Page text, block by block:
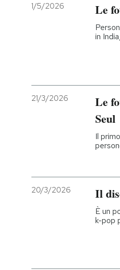
I MIEI PREFERITI
AREA PERSONALE
1/5/2026 Le
in
21/3/2026
Le
Seul
Il
20/3/2026 Il
È un
k-pop